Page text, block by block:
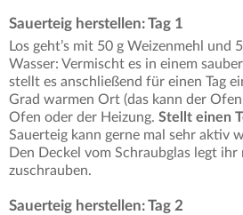
Sauerteig herstellen: Tag 1
Los geht’s mit 50 g Weizenmehl und
Wasser: Vermischt es in einem
stellt es anschließend für einen Tag
Grad warmen Ort (das kann der
Ofen oder der Heizung. Stellt einen
Sauerteig kann gerne mal sehr aktiv
Den Deckel vom Schraubglas legt
zuschrauben.
Sauerteig herstellen: Tag 2